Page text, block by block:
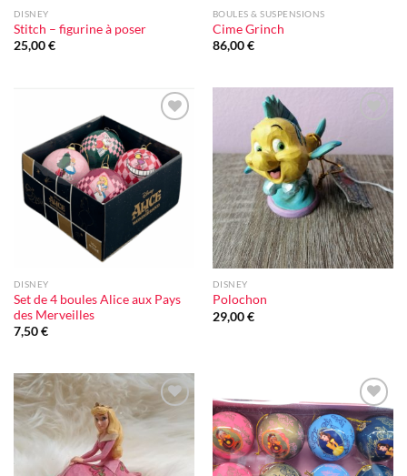
DISNEY
Stitch – figurine à poser
25,00€
BOULES & SUSPENSIONS
Cime Grinch
86,00€
à la liste
d'envie
DISNEY
Set de 4 boules Alice aux Pays
des Merveilles
7,50€
d'envie
DISNEY
Polochon
29,00€
Ajouter
à la liste
Ajouter
à la liste
d'envie